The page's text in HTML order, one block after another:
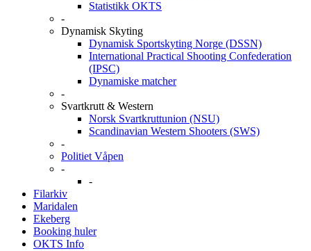
Statistikk OKTS
-
Dynamisk Skyting
Dynamisk Sportskyting Norge (DSSN)
International Practical Shooting Confederation
(IPSC)
Dynamiske matcher
-
Svartkrutt & Western
Norsk Svartkruttunion (NSU)
Scandinavian Western Shooters (SWS)
-
Politiet Våpen
-
-
Filarkiv
Maridalen
Ekeberg
Booking huler
OKTS Info